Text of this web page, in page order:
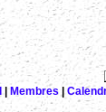
Membres